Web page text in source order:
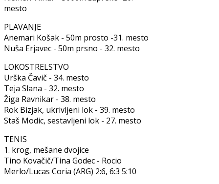
mesto
PLAVANJE
Anemari Košak - 50m prosto -31. mesto
Nuša Erjavec - 50m prsno - 32. mesto
LOKOSTRELSTVO
Urška Čavič - 34. mesto
Teja Slana - 32. mesto
Žiga Ravnikar - 38. mesto
Rok Bizjak, ukrivljeni lok - 39. mesto
Staš Modic, sestavljeni lok - 27. mesto
TENIS
1. krog, mešane dvojice
Tino Kovačič/Tina Godec - Rocio
Merlo/Lucas Coria (ARG) 2:6, 6:3 5:10